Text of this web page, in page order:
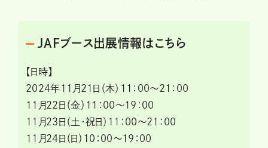
JAFブース出展情報はこちら
【日時】
2024年11月21日（木）11：00～21：00
11月22日（金）11：00～19：00
11月23日（土・祝日）11：00～21：00
11月24日（日）10：00～19：00